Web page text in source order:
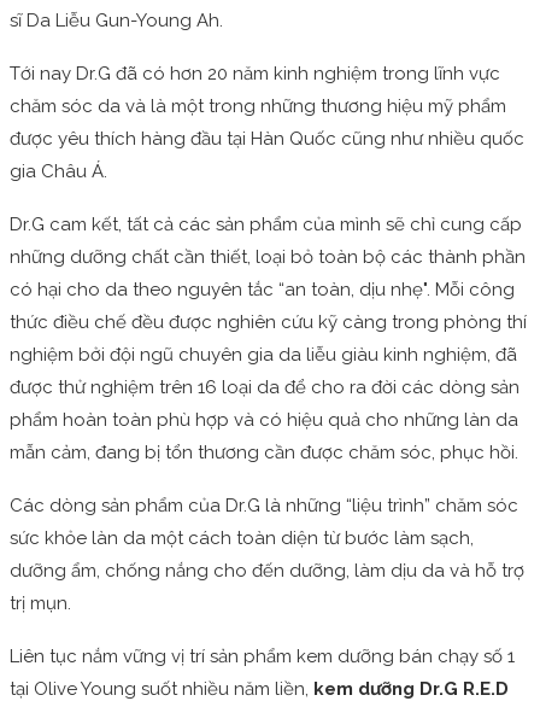
sĩ Da Liễu Gun-Young Ah.
Tới nay Dr.G đã có hơn 20 năm kinh nghiệm trong lĩnh vực
chăm sóc da và là một trong những thương hiệu mỹ phẩm
được yêu thích hàng đầu tại Hàn Quốc cũng như nhiều quốc
gia Châu Á.
Dr.G cam kết, tất cả các sản phẩm của mình sẽ chỉ cung cấp
những dưỡng chất cần thiết, loại bỏ toàn bộ các thành phần
có hại cho da theo nguyên tắc “an toàn, dịu nhẹ". Mỗi công
thức điều chế đều được nghiên cứu kỹ càng trong phòng thí
nghiệm bởi đội ngũ chuyên gia da liễu giàu kinh nghiệm, đã
được thử nghiệm trên 16 loại da để cho ra đời các dòng sản
phẩm hoàn toàn phù hợp và có hiệu quả cho những làn da
mẫn cảm, đang bị tổn thương cần được chăm sóc, phục hồi.
Các dòng sản phẩm của Dr.G là những “liệu trình” chăm sóc
sức khỏe làn da một cách toàn diện từ bước làm sạch,
dưỡng ẩm, chống nắng cho đến dưỡng, làm dịu da và hỗ trợ
trị mụn.
Liên tục nắm vững vị trí sản phẩm kem dưỡng bán chạy số 1
tại Olive Young suốt nhiều năm liền, kem dưỡng Dr.G R.E.D